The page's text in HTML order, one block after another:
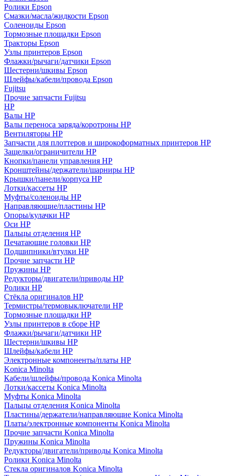
Ролики Epson
Смазки/масла/жидкости Epson
Соленоиды Epson
Тормозные площадки Epson
Тракторы Epson
Узлы принтеров Epson
Флажки/рычаги/датчики Epson
Шестерни/шкивы Epson
Шлейфы/кабели/провода Epson
Fujitsu
Прочие запчасти Fujitsu
HP
Валы HP
Валы переноса заряда/коротроны HP
Вентиляторы HP
Запчасти для плоттеров и широкоформатных принтеров HP
Защелки/ограничители HP
Кнопки/панели управления HP
Кронштейны/держатели/шарниры HP
Крышки/панели/корпуса HP
Лотки/кассеты HP
Муфты/соленоиды HP
Направляющие/пластины HP
Опоры/кулачки HP
Оси HP
Пальцы отделения HP
Печатающие головки HP
Подшипники/втулки HP
Прочие запчасти HP
Пружины HP
Редукторы/двигатели/приводы HP
Ролики HP
Стёкла оригиналов HP
Термистры/термовыключатели HP
Тормозные площадки HP
Узлы принтеров в сборе HP
Флажки/рычаги/датчики HP
Шестерни/шкивы HP
Шлейфы/кабели HP
Электронные компоненты/платы HP
Konica Minolta
Кабели/шлейфы/провода Konica Minolta
Лотки/кассеты Konica Minolta
Муфты Konica Minolta
Пальцы отделения Konica Minolta
Пластины/держатели/направляющие Konica Minolta
Платы/электронные компоненты Konica Minolta
Прочие запчасти Konica Minolta
Пружины Konica Minolta
Редукторы/двигатели/приводы Konica Minolta
Ролики Konica Minolta
Стекла оригиналов Konica Minolta